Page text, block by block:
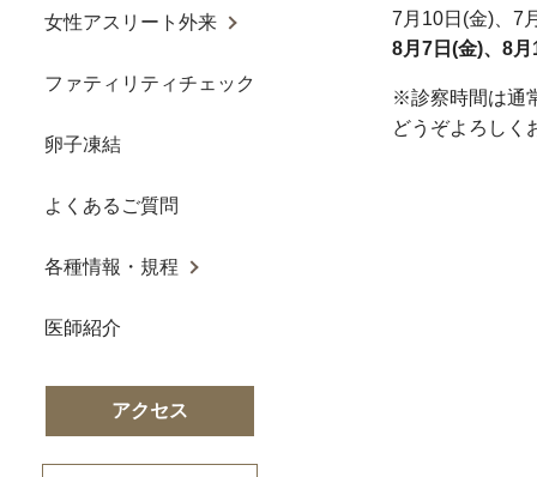
女性アスリート外来
ファティリティチェック
卵子凍結
よくあるご質問
各種情報・規程
医師紹介
アクセス
7月10日(金)、7
8月7日(金)、8月
※診察時間は通
どうぞよろしく